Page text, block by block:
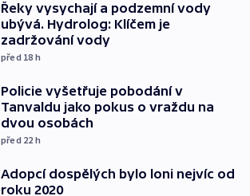
Řeky vysychají a podzemní vody
ubývá. Hydrolog: Klíčem je
zadržování vody
před 18 h
Policie vyšetřuje pobodání v
Tanvaldu jako pokus o vraždu na
dvou osobách
před 22 h
Adopcí dospělých bylo loni nejvíc od
roku 2020